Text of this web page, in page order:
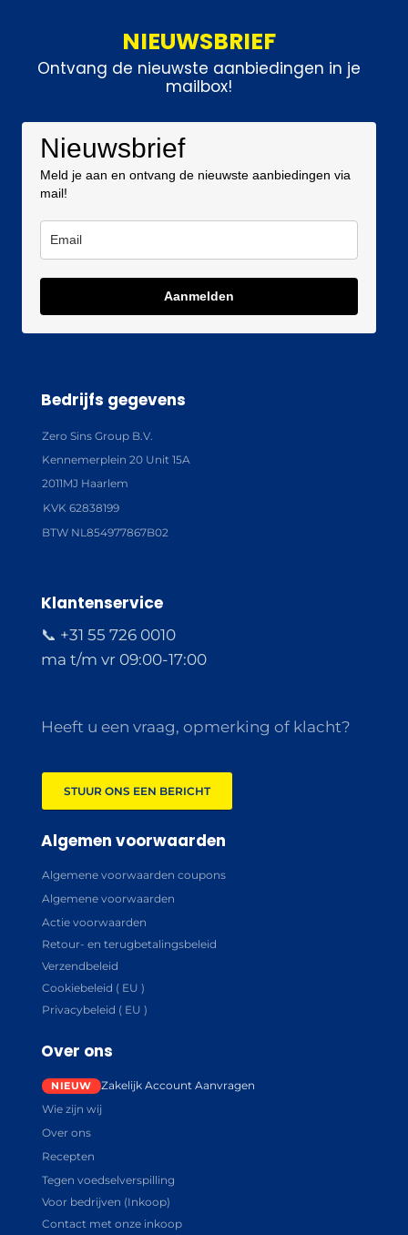
NIEUWSBRIEF
Ontvang de nieuwste aanbiedingen in je
mailbox!
Nieuwsbrief
Meld je aan en ontvang de nieuwste aanbiedingen via
mail!
Aanmelden
Bedrijfs gegevens
Zero Sins Group B.V.
Kennemerplein 20 Unit 15A
2011MJ Haarlem
KVK 62838199
BTW NL854977867B02
Klantenservice
📞 +31 55 726 0010
ma t/m vr 09:00-17:00
Heeft u een vraag, opmerking of klacht?
STUUR ONS EEN BERICHT
Algemen voorwaarden
Algemene voorwaarden coupons
Algemene voorwaarden
Actie voorwaarden
Retour- en terugbetalingsbeleid
Verzendbeleid
Cookiebeleid ( EU )
Privacybeleid ( EU )
Over ons
Zakelijk Account Aanvragen
Wie zijn wij
Over ons
Recepten
Tegen voedselverspilling
Voor bedrijven (Inkoop)
Contact met onze inkoop